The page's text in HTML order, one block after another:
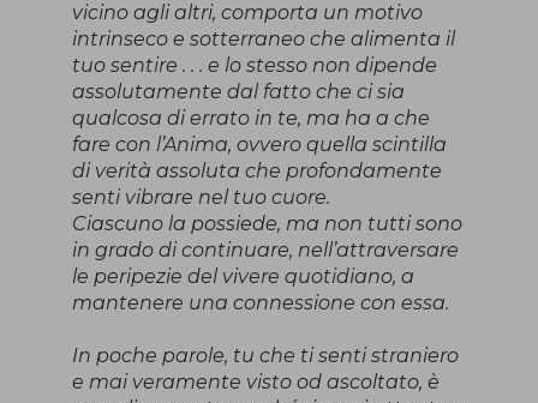
vicino agli altri, comporta un motivo
intrinseco e sotterraneo che alimenta il
tuo sentire . . . e lo stesso non dipende
assolutamente dal fatto che ci sia
qualcosa di errato in te, ma ha a che
fare con l’Anima, ovvero quella scintilla
di verità assoluta che profondamente
senti vibrare nel tuo cuore.
Ciascuno la possiede, ma non tutti sono
in grado di continuare, nell’attraversare
le peripezie del vivere quotidiano, a
mantenere una connessione con essa.
In poche parole, tu che ti senti straniero
e mai veramente visto od ascoltato, è